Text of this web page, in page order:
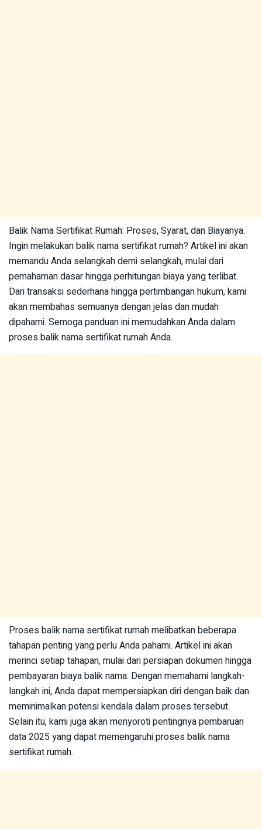
Balik Nama Sertifikat Rumah: Proses, Syarat, dan Biayanya.
Ingin melakukan balik nama sertifikat rumah? Artikel ini akan
memandu Anda selangkah demi selangkah, mulai dari
pemahaman dasar hingga perhitungan biaya yang terlibat.
Dari transaksi sederhana hingga pertimbangan hukum, kami
akan membahas semuanya dengan jelas dan mudah
dipahami. Semoga panduan ini memudahkan Anda dalam
proses balik nama sertifikat rumah Anda.
Proses balik nama sertifikat rumah melibatkan beberapa
tahapan penting yang perlu Anda pahami. Artikel ini akan
merinci setiap tahapan, mulai dari persiapan dokumen hingga
pembayaran biaya balik nama. Dengan memahami langkah-
langkah ini, Anda dapat mempersiapkan diri dengan baik dan
meminimalkan potensi kendala dalam proses tersebut.
Selain itu, kami juga akan menyoroti pentingnya pembaruan
data 2025 yang dapat memengaruhi proses balik nama
sertifikat rumah.